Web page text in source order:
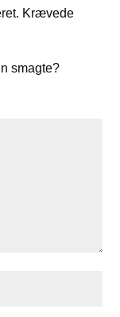
Krævede
smagte?